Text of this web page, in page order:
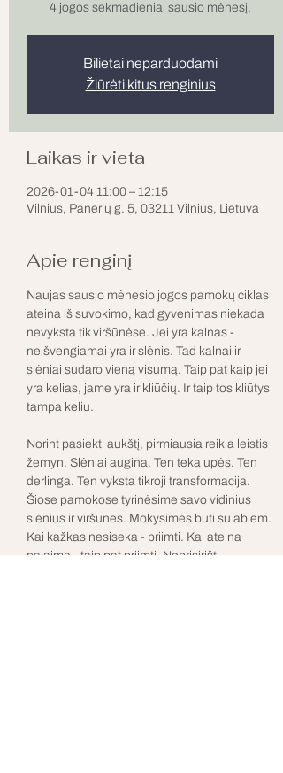
4 jogos sekmadieniai sausio mėnesį.
Bilietai neparduodami
Žiūrėti kitus renginius
Laikas ir vieta
2026-01-04 11:00 – 12:15
Vilnius, Panerių g. 5, 03211 Vilnius, Lietuva
Apie renginį
Naujas sausio mėnesio jogos pamokų ciklas
ateina iš suvokimo, kad gyvenimas niekada
nevyksta tik viršūnėse. Jei yra kalnas -
neišvengiamai yra ir slėnis. Tad kalnai ir
slėniai sudaro vieną visumą. Taip pat kaip jei
yra kelias, jame yra ir kliūčių. Ir taip tos kliūtys
tampa keliu.
Norint pasiekti aukštį, pirmiausia reikia leistis
žemyn. Slėniai augina. Ten teka upės. Ten
derlinga. Ten vyksta tikroji transformacija.
Šiose pamokose tyrinėsime savo vidinius
slėnius ir viršūnes. Mokysimės būti su abiem.
Kai kažkas nesiseka - priimti. Kai ateina
palaima - taip pat priimti. Neprisirišti.